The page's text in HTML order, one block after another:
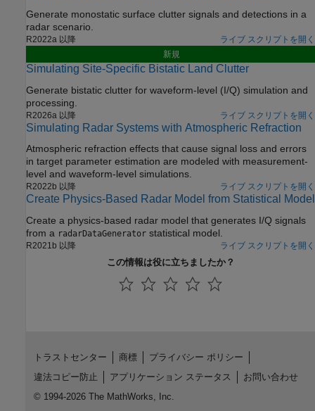
Generate monostatic surface clutter signals and detections in a
radar scenario.
R2022a 以降
ライブ スクリプトを開く
新規
Simulating Site-Specific Bistatic Land Clutter
Generate bistatic clutter for waveform-level (I/Q) simulation and
processing.
R2026a 以降 ライブ スクリプトを開く
Simulating Radar Systems with Atmospheric Refraction
Atmospheric refraction effects that cause signal loss and errors
in target parameter estimation are modeled with measurement-
level and waveform-level simulations.
R2022b 以降 ライブ スクリプトを開く
Create Physics-Based Radar Model from Statistical Model
Create a physics-based radar model that generates I/Q signals
from a radarDataGenerator statistical model.
R2021b 以降 ライブ スクリプトを開く
この情報は役に立ちましたか？
トラストセンター 商標
プライバシー ポリシー
違法コピー防止
アプリケーション ステータス
お問い合わせ
© 1994-2026 The MathWorks, Inc.